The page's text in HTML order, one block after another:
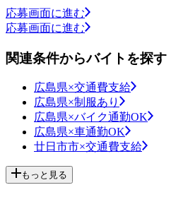
応募画面に進む
応募画面に進む
関連条件からバイトを探す
広島県×交通費支給
広島県×制服あり
広島県×バイク通勤OK
広島県×車通勤OK
廿日市市×交通費支給
もっと見る